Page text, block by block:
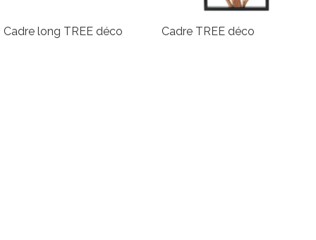
Cadre long TREE déco Cadre TREE déco